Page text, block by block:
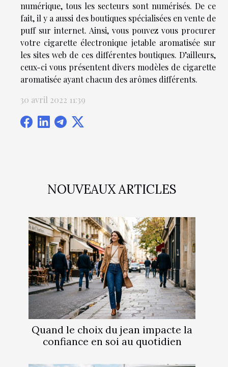
NOUVEAUX ARTICLES
Quand le choix du jean impacte la
confiance en soi au quotidien
numérique, tous les secteurs sont numérisés. De ce
fait, il y a aussi des boutiques spécialisées en vente de
puff sur internet. Ainsi, vous pouvez vous procurer
votre cigarette électronique jetable aromatisée sur
les sites web de ces différentes boutiques. D’ailleurs,
ceux-ci vous présentent divers modèles de cigarette
aromatisée ayant chacun des arômes différents.
30 avril 2022 11:39